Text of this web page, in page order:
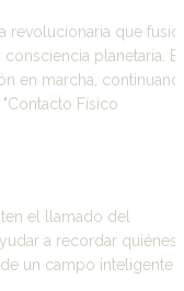
revolucionaria que
planetaria.
en marcha,
Físico
el llamado del
a recordar quiénes
un campo inteligente